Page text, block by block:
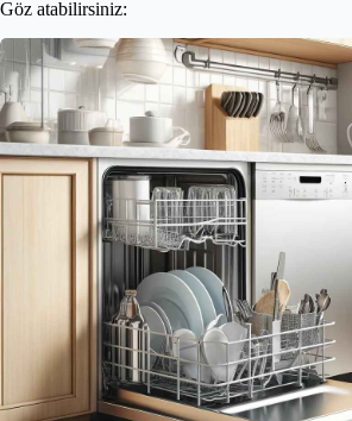
Göz atabilirsiniz: